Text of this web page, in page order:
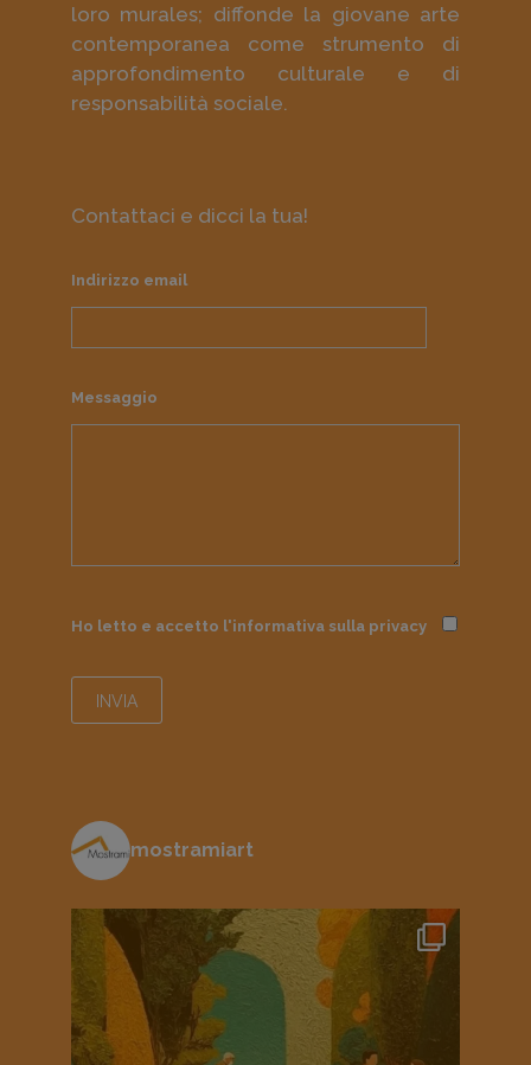
loro murales; diffonde la giovane arte
contemporanea come strumento di
approfondimento culturale e di
responsabilità sociale.
Contattaci e dicci la tua!
Indirizzo email
Messaggio
Ho letto e accetto l'informativa sulla privacy
mostramiart